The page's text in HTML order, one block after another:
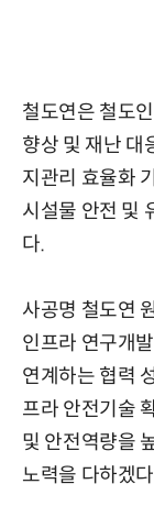
철도연은 철도
향상 및 재난 대
지관리 효율화
시설물 안전 및
다.
사공명 철도연
인프라 연구개
연계하는 협력
프라 안전기술
및 안전역량을
노력을 다하겠